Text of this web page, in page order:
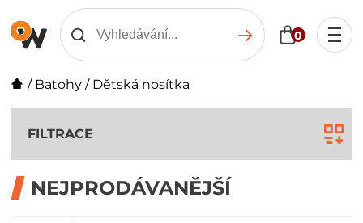
0
/ Batohy / Dětská nosítka
FILTRACE
NEJPRODÁVANĚJŠÍ